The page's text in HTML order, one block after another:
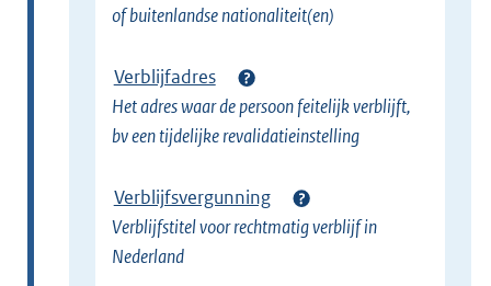
of buitenlandse nationaliteit(en)
Verblijfadres
Het adres waar de persoon feitelijk verblijft,
bv een tijdelijke revalidatieinstelling
Verblijfsvergunning
Verblijfstitel voor rechtmatig verblijf in
Nederland